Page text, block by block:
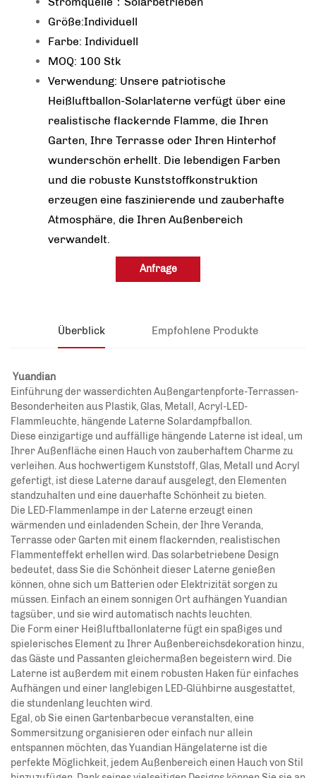
Größe:Individuell
Farbe: Individuell
MOQ: 100 Stk
Verwendung: Unsere patriotische
Heißluftballon-Solarlaterne verfügt über eine
realistische flackernde Flamme, die Ihren
Garten, Ihre Terrasse oder Ihren Hinterhof
wunderschön erhellt. Die lebendigen Farben
und die robuste Kunststoffkonstruktion
erzeugen eine faszinierende und zauberhafte
Atmosphäre, die Ihren Außenbereich
verwandelt.
Anfrage
Überblick Empfohlene Produkte
Yuandian
Einführung der wasserdichten Außengartenpforte-Terrassen-
Besonderheiten aus Plastik, Glas, Metall, Acryl-LED-
Flammleuchte, hängende Laterne Solardampfballon.
Diese einzigartige und auffällige hängende Laterne ist ideal, um
Ihrer Außenfläche einen Hauch von zauberhaftem Charme zu
verleihen. Aus hochwertigem Kunststoff, Glas, Metall und Acryl
gefertigt, ist diese Laterne darauf ausgelegt, den Elementen
standzuhalten und eine dauerhafte Schönheit zu bieten.
Die LED-Flammenlampe in der Laterne erzeugt einen
wärmenden und einladenden Schein, der Ihre Veranda,
Terrasse oder Garten mit einem flackernden, realistischen
Flammenteffekt erhellen wird. Das solarbetriebene Design
bedeutet, dass Sie die Schönheit dieser Laterne genießen
können, ohne sich um Batterien oder Elektrizität sorgen zu
müssen. Einfach an einem sonnigen Ort aufhängenYuandian
tagsüber, und sie wird automatisch nachts leuchten.
Die Form einer Heißluftballonlaterne fügt ein spaßiges und
spielerisches Element zu Ihrer Außenbereichsdekoration hinzu,
das Gäste und Passanten gleichermaßen begeistern wird. Die
Laterne ist außerdem mit einem robusten Haken für einfaches
Aufhängen und einer langlebigen LED-Glühbirne ausgestattet,
die stundenlang leuchten wird.
Egal, ob Sie einen Gartenbarbecue veranstalten, eine
Sommersitzung organisieren oder einfach nur allein
entspannen möchten, das Yuandian Hängelaterne ist die
perfekte Möglichkeit, jedem Außenbereich einen Hauch von Stil